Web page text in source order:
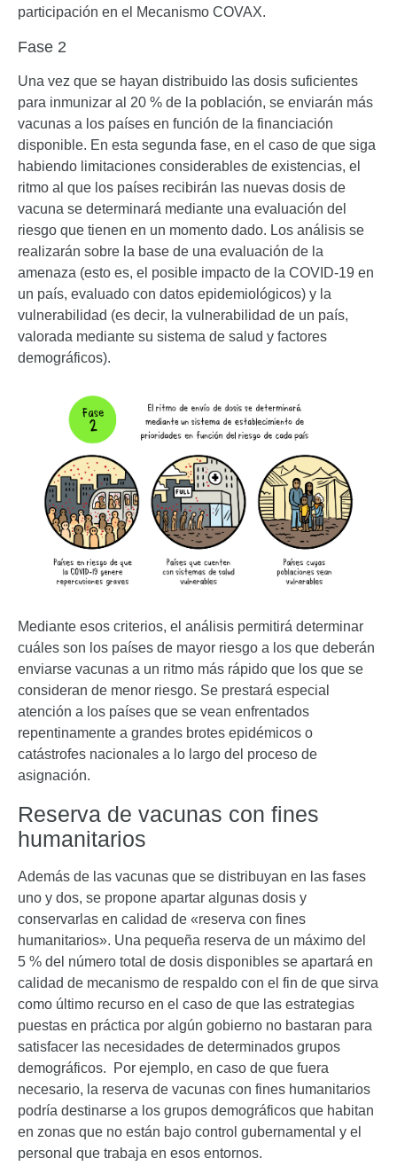
participación en el Mecanismo COVAX.
Fase 2
Una vez que se hayan distribuido las dosis suficientes
para inmunizar al 20 % de la población, se enviarán más
vacunas a los países en función de la financiación
disponible. En esta segunda fase, en el caso de que siga
habiendo limitaciones considerables de existencias, el
ritmo al que los países recibirán las nuevas dosis de
vacuna se determinará mediante una evaluación del
riesgo que tienen en un momento dado. Los análisis se
realizarán sobre la base de una evaluación de la
amenaza (esto es, el posible impacto de la COVID-19 en
un país, evaluado con datos epidemiológicos) y la
vulnerabilidad (es decir, la vulnerabilidad de un país,
valorada mediante su sistema de salud y factores
demográficos).
Mediante esos criterios, el análisis permitirá determinar
cuáles son los países de mayor riesgo a los que deberán
enviarse vacunas a un ritmo más rápido que los que se
consideran de menor riesgo. Se prestará especial
atención a los países que se vean enfrentados
repentinamente a grandes brotes epidémicos o
catástrofes nacionales a lo largo del proceso de
asignación.
Reserva de vacunas con fines
humanitarios
Además de las vacunas que se distribuyan en las fases
uno y dos, se propone apartar algunas dosis y
conservarlas en calidad de «reserva con fines
humanitarios». Una pequeña reserva de un máximo del
5 % del número total de dosis disponibles se apartará en
calidad de mecanismo de respaldo con el fin de que sirva
como último recurso en el caso de que las estrategias
puestas en práctica por algún gobierno no bastaran para
satisfacer las necesidades de determinados grupos
demográficos. Por ejemplo, en caso de que fuera
necesario, la reserva de vacunas con fines humanitarios
podría destinarse a los grupos demográficos que habitan
en zonas que no están bajo control gubernamental y el
personal que trabaja en esos entornos.